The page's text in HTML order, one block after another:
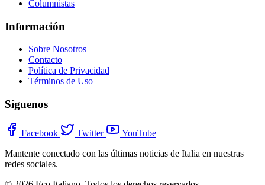
Columnistas
Información
Sobre Nosotros
Contacto
Política de Privacidad
Términos de Uso
Síguenos
Facebook Twitter
YouTube
Mantente conectado con las últimas noticias de Italia en nuestras
redes sociales.